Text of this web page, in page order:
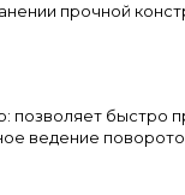
прочной
позволяет быстро
ведение